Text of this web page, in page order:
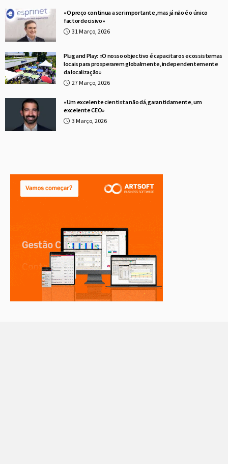
«O preço continua a ser importante, mas já não é o único
factor decisivo»
31 Março, 2026
Plug and Play: «O nosso objectivo é capacitar os ecossistemas
locais para prosperarem globalmente, independentemente
da localização»
27 Março, 2026
«Um excelente cientista não dá, garantidamente, um
excelente CEO»
3 Março, 2026